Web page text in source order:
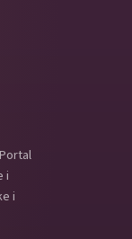
i
i